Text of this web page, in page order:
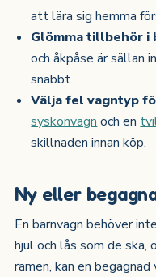
att lära sig hemma
Glömma tillbehör i
och åkpåse är sällan
snabbt.
Välja fel vagntyp
syskonvagn och en
skillnaden innan köp.
Ny eller
En barnvagn behöver
hjul och lås som de ska,
ramen, kan en